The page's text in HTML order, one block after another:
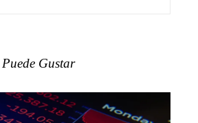
Gustar